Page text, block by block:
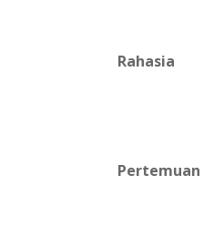
Rahasia
Pertemuan